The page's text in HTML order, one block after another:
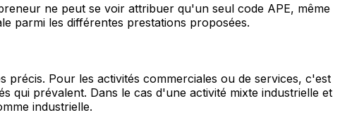
ne peut se voir attribuer qu'un seul code APE, même
parmi les différentes prestations proposées.
Pour les activités commerciales ou de services, c'est
qui prévalent. Dans le cas d'une activité mixte industrielle et
industrielle.